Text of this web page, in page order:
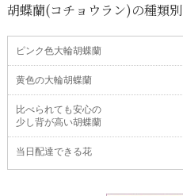
胡蝶蘭(コチョウラン)の種類別
ピンク色大輪胡蝶蘭
黄色の大輪胡蝶蘭
比べられても安心の
少し背が高い胡蝶蘭
当日配達できる花